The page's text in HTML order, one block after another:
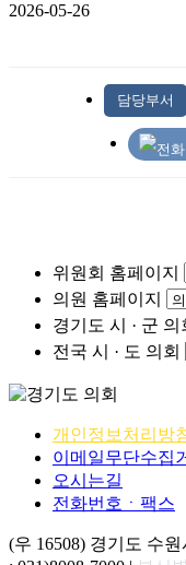
2026-05-26
담당부서
위원회 홈페이지
의원 홈페이지
경기도 시 · 군 의
전국 시 · 도 의회
개인정보처리방
이메일무단수집
오시는길
전화번호ㆍ팩스
(우 16508) 경기도 수